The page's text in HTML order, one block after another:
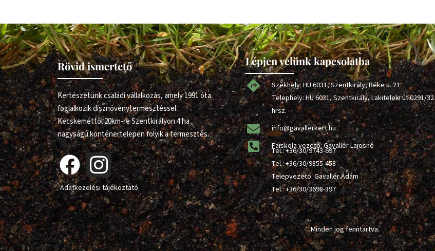
Rövid ismertető
Kertészetünk családi vállalkozás, amely 1991 óta
foglalkozik dísznövénytermesztéssel.
Kecskeméttől 20km-re Szentkirályon 4 ha
nagyságú konténertelepen folyik a termesztés.
Adatkezelési tájékoztató
Lépjen velünk kapcsolatba
Székhely: HU 6031, Szentkirály, Béke u. 21.
Telephely: HU 6031, Szentkirály, Lakiteleki út 0291/32
hrsz.
info@gavallerkert.hu
Faiskola vezető: Gavallér Lajosné
Tel.:+36/30/9743-697
Tel.:+36/30/9855-458
Telepvezető: Gavallér Ádám
Tel.:+36/30/3698-397
Minden jog fenntartva.